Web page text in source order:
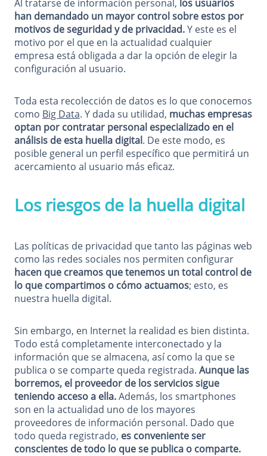
Al tratarse de información personal, los usuarios
han demandado un mayor control sobre estos por
motivos de seguridad y de privacidad.Y este es el
motivo por el que en la actualidad cualquier
empresa está obligada a dar la opción de elegir la
configuración al usuario.
Toda esta recolección de datos es lo que conocemos
como Big Data. Y dada su utilidad, muchas empresas
optan por contratar personal especializado en el
análisis de esta huella digital. De este modo, es
posible general un perfil específico que permitirá un
acercamiento al usuario más eficaz.
Los riesgos de la huella digital
Las políticas de privacidad que tanto las páginas web
como las redes sociales nos permiten configurar
hacen que creamos que tenemos un total control de
lo que compartimos o cómo actuamos; esto, es
nuestra huella digital.
Sin embargo, en Internet la realidad es bien distinta.
Todo está completamente interconectado y la
información que se almacena, así como la que se
publica o se comparte queda registrada. Aunque las
borremos, el proveedor de los servicios sigue
teniendo acceso a ella.Además, los smartphones
son en la actualidad uno de los mayores
proveedores de información personal. Dado que
todo queda registrado, es conveniente ser
conscientes de todo lo que se publica o comparte.